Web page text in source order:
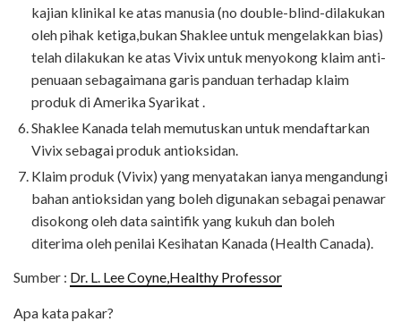
kajian klinikal ke atas manusia (no double-blind-dilakukan
oleh pihak ketiga,bukan Shaklee untuk mengelakkan bias)
telah dilakukan ke atas Vivix untuk menyokong klaim anti-
penuaan sebagaimana garis panduan terhadap klaim
produk di Amerika Syarikat .
Shaklee Kanada telah memutuskan untuk mendaftarkan
Vivix sebagai produk antioksidan.
Klaim produk (Vivix) yang menyatakan ianya mengandungi
bahan antioksidan yang boleh digunakan sebagai penawar
disokong oleh data saintifik yang kukuh dan boleh
diterima oleh penilai Kesihatan Kanada (Health Canada).
Sumber : Dr. L. Lee Coyne,Healthy Professor
Apa kata pakar?